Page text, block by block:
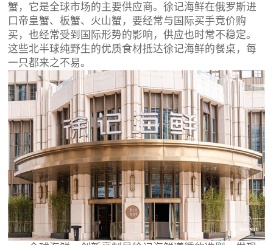
蟹，它是全球市场的主要供应商。徐记海鲜在俄罗斯进
口帝皇蟹、板蟹、火山蟹，要经常与国际买手竞价购
买，也经常受到国际形势的影响，供应也时常不稳定。
这些北半球纯野生的优质食材抵达徐记海鲜的餐桌，每
一只都来之不易。